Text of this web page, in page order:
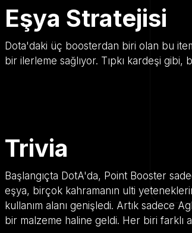
Eşya Stratejisi
Dota'daki üç boosterdan biri olan bu
bir ilerleme sağlıyor. Tıpkı kardeşi
Trivia
Başlangıçta DotA'da, Point Booster
eşya, birçok kahramanın ulti
kullanım alanı genişledi. Artık sadece
bir malzeme haline geldi. Her biri farklı